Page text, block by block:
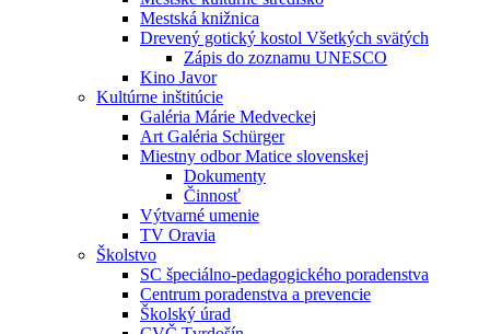
Mestská knižnica
Drevený gotický kostol Všetkých svätých
Zápis do zoznamu UNESCO
Kino Javor
Kultúrne inštitúcie
Galéria Márie Medveckej
Art Galéria Schürger
Miestny odbor Matice slovenskej
Dokumenty
Činnosť
Výtvarné umenie
TV Oravia
Školstvo
SC špeciálno-pedagogického poradenstva
Centrum poradenstva a prevencie
Školský úrad